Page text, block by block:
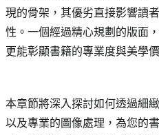
現的骨架，其優劣直接影響讀
性。一個經過精心規劃的版面
更能彰顯書籍的專業度與美學
本章節將深入探討如何透過細
以及專業的圖像處理，為您的